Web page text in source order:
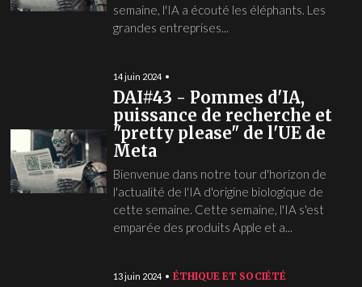
semaine, l'IA a écouté les éléphants. Les
grandes entreprises...
14 juin 2024
DAI#43 - Pommes d'IA,
puissance de recherche et
"pretty please" de l'UE de
Meta
Bienvenue dans notre tour d'horizon de
l'actualité de l'IA d'origine biologique de
cette semaine. Cette semaine, l'IA s'est
emparée des produits Apple et a...
13 juin 2024 ÉTHIQUE ET SOCIÉTÉ